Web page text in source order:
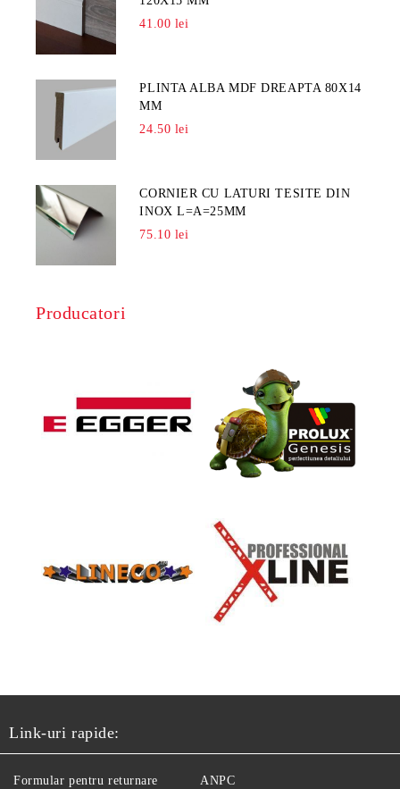
41.00 lei
PLINTA ALBA MDF DREAPTA 80X14
MM
24.50 lei
CORNIER CU LATURI TESITE DIN
INOX L=A=25MM
75.10 lei
Producatori
Link-uri rapide:
Formular pentru returnare
ANPC